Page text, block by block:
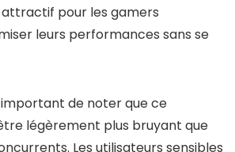
pour les gamers
leurs performances sans se
de noter que ce
légèrement plus bruyant que
Les utilisateurs sensibles